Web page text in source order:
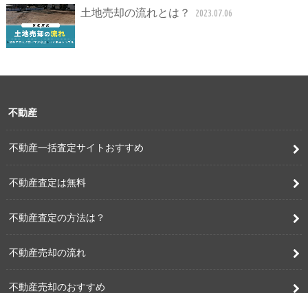
土地売却の流れとは？ 2023.07.06
不動産
不動産一括査定サイトおすすめ
不動産査定は無料
不動産査定の方法は？
不動産売却の流れ
不動産売却のおすすめ